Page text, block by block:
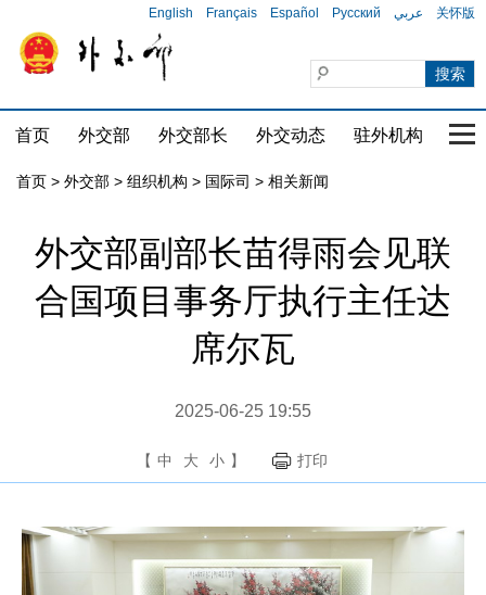
English Français Español Русский عربي 关怀版
首页 外交部 外交部长 外交动态 驻外机构 国
首页 > 外交部 > 组织机构 > 国际司 > 相关新闻
外交部副部长苗得雨会见联
合国项目事务厅执行主任达
席尔瓦
2025-06-25 19:55
【 中 大 小 】 打印